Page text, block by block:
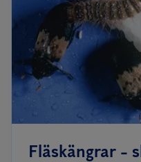
Fläskängrar -